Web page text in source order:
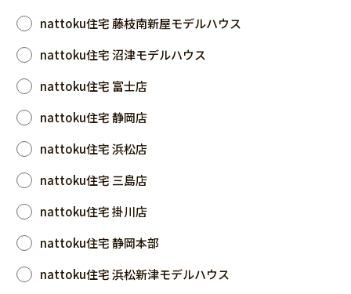
nattoku住宅 藤枝南新屋モデルハウス
nattoku住宅 沼津モデルハウス
nattoku住宅 富士店
nattoku住宅 静岡店
nattoku住宅 浜松店
nattoku住宅 三島店
nattoku住宅 掛川店
nattoku住宅 静岡本部
nattoku住宅 浜松新津モデルハウス